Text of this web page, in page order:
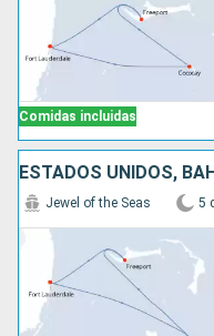
Comidas incluidas
ESTADOS UNIDOS,
Jewel of the Seas 5 d